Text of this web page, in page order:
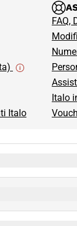
Italo
FAQ,
Italo